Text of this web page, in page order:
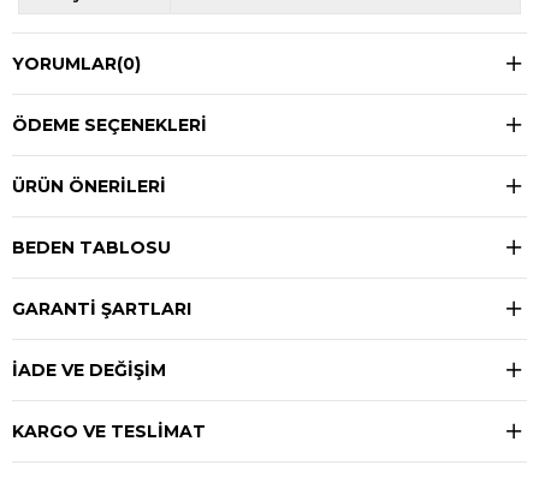
YORUMLAR(0)
ÖDEME SEÇENEKLERI
ÜRÜN ÖNERILERI
BEDEN TABLOSU
GARANTİ ŞARTLARI
İADE VE DEĞİŞİM
KARGO VE TESLİMAT